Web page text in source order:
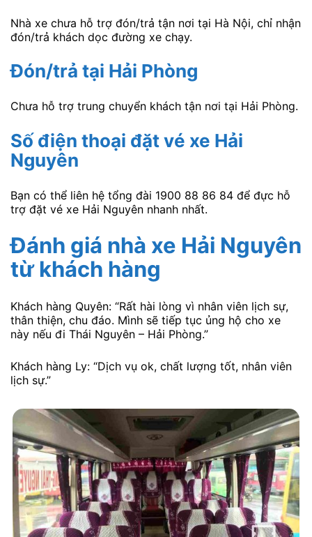
Nhà xe chưa hỗ trợ đón/trả tận nơi tại Hà Nội, chỉ nhận
đón/trả khách dọc đường xe chạy.
Đón/trả tại Hải Phòng
Chưa hỗ trợ trung chuyển khách tận nơi tại Hải Phòng.
Số điện thoại đặt vé xe Hải
Nguyên
Bạn có thể liên hệ tổng đài 1900 88 86 84 để đực hỗ
trợ đặt vé xe Hải Nguyên nhanh nhất.
Đánh giá nhà xe Hải Nguyên
từ khách hàng
Khách hàng Quyên: “Rất hài lòng vì nhân viên lịch sự,
thân thiện, chu đáo. Mình sẽ tiếp tục ủng hộ cho xe
này nếu đi Thái Nguyên – Hải Phòng.”
Khách hàng Ly: “Dịch vụ ok, chất lượng tốt, nhân viên
lịch sự.”